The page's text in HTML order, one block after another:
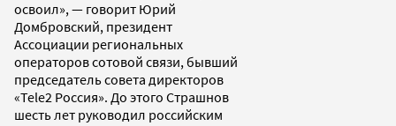
освоил», — говорит Юрий
Домбровский, президент
Ассоциации региональных
операторов сотовой связи, бывший
председатель совета директоров
«Tele2 Россия». До этого Страшнов
шесть лет руководил российским